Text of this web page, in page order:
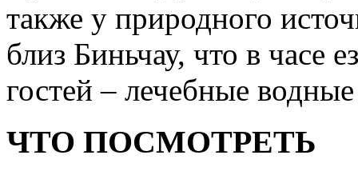
также у природного
близ Биньчау, что в часе
гостей – лечебные
ЧТО ПОСМОТРЕТЬ